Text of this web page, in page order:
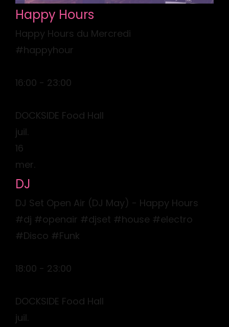
Happy Hours
Happy Hours du Mercredi
#happyhour
16:00 - 23:00
DOCKSIDE Food Hall
juil.
16
mer.
DJ
DJ Set Open Air (DJ May) - Happy Hours
#dj #openair #djset #house #electro
#Disco #Funk
18:00 - 23:00
DOCKSIDE Food Hall
juil.